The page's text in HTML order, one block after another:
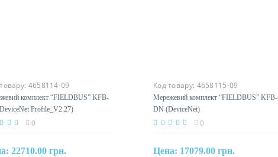
4658114-09
комплект “FIELDBUS” KFB-
Profile_V2.27)
0
22710.00 грн.
Код товару: 4658115-09
Мережевий комплект “FIELDBUS” KFB-
DN (DeviceNet)
0
Цена: 17079.00 грн.